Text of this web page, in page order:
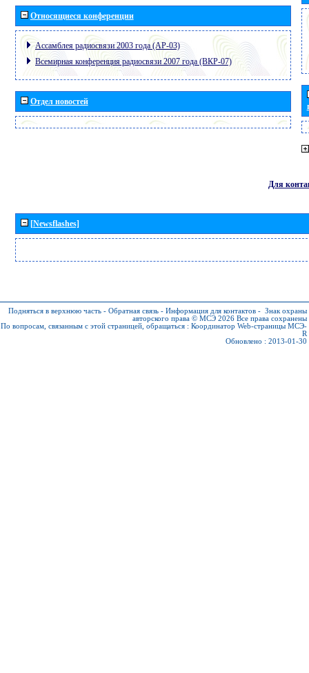
Относящиеся конференции
Ассамблея радиосвязи 2003 года (АР-03)
Всемирная конференция радиосвязи 2007 года (ВКР-07)
Отдел новостей
Для
[Newsflashes]
Подняться в верхнюю часть - Обратная связь - Информация для контактов - Знак охраны
авторского права © МСЭ 2026 Все права сохранены
По вопросам, связанным с этой страницей, обращаться : Координатор Web-страницы МСЭ-
R
Обновлено : 2013-01-30